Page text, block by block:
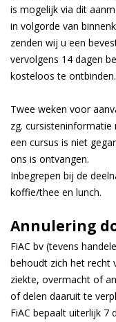
is mogelijk via dit
in volgorde van
zenden wij u een
vervolgens 14 dagen
kosteloos te ontbinden.
Twee weken voor
zg.
een cursus is niet
ons is ontvangen.
Inbegrepen bij de
koffie/thee en lunch.
Annulering
FiAC bv (tevens
behoudt zich het recht
ziekte, overmacht of
of delen daaruit te
FiAC bepaalt uiterlijk 7